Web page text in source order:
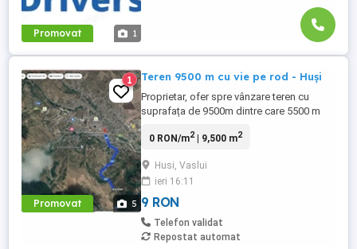
Promovat 1
Promovat 5
1 Teren 9500 m cu vie pe rod - Huși
Proprietar, ofer spre vânzare teren cu
suprafața de 9500m dintre care 5500 m
toată suprafața e în același loc ). În
până la asfalt sunt 136 m. Terenul se află
în Huși la o distanță de 3 km până la
drumul european E581. ...
0 RON/m2| 9,500 m2
Husi, Vaslui
ieri 16:11
9 RON
Telefon validat
Repostat automat